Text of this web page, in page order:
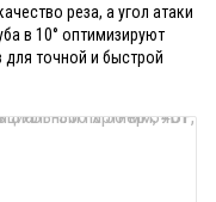
реза, а угол атаки
в 10° оптимизируют
точной и быстрой